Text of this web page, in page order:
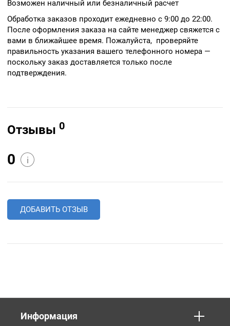
Возможен наличный или безналичный расчет
Обработка заказов проходит ежедневно с 9:00 до 22:00.
После оформления заказа на сайте менеджер свяжется с
вами в ближайшее время. Пожалуйста, проверяйте
правильность указания вашего телефонного номера —
поскольку заказ доставляется только после
подтверждения.
Отзывы 0
0 i
ДОБАВИТЬ ОТЗЫВ
Информация